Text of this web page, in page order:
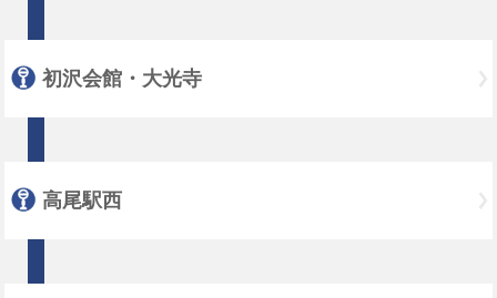
初沢会館・大光寺
高尾駅西